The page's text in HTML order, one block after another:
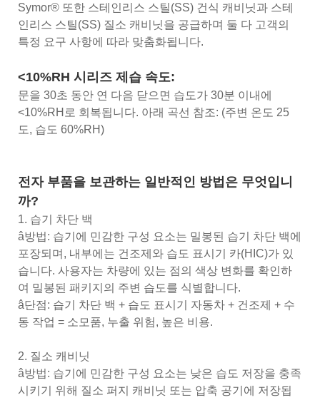
Symor® 또한 스테인리스 스틸(SS) 건식 캐비닛과 스테
인리스 스틸(SS) 질소 캐비닛을 공급하며 둘 다 고객의
특정 요구 사항에 따라 맞춤화됩니다.
<10%RH 시리즈 제습 속도:
문을 30초 동안 연 다음 닫으면 습도가 30분 이내에
<10%RH로 회복됩니다. 아래 곡선 참조: (주변 온도 25
도, 습도 60%RH)
전자 부품을 보관하는 일반적인 방법은 무엇입니
까?
1. 습기 차단 백
â방법: 습기에 민감한 구성 요소는 밀봉된 습기 차단 백에
포장되며, 내부에는 건조제와 습도 표시기 카(HIC)가 있
습니다. 사용자는 차량에 있는 점의 색상 변화를 확인하
여 밀봉된 패키지의 주변 습도를 식별합니다.
â단점: 습기 차단 백 + 습도 표시기 자동차 + 건조제 + 수
동 작업 = 소모품, 누출 위험, 높은 비용.
2. 질소 캐비닛
â방법: 습기에 민감한 구성 요소는 낮은 습도 저장을 충족
시키기 위해 질소 퍼지 캐비닛 또는 압축 공기에 저장됩